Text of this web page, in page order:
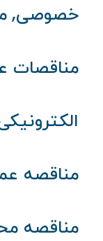
خصوصی,
مناقصات
مناقصه
مناقصه